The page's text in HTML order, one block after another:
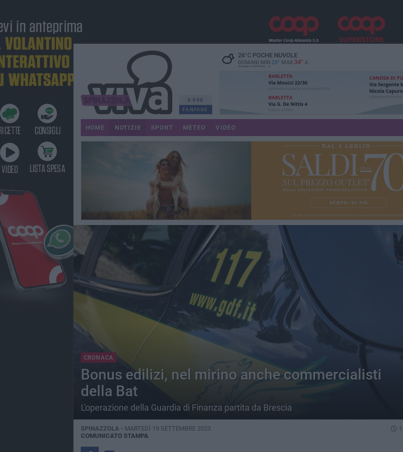
3.050
FANPAGE
26°CPOCHE NUVOLE
DOMANI MIN 23° MAX 34° A
SPINAZZOLA
HOME NOTIZIE SPORT METEO VIDEO
CRONACA
Bonus edilizi, nel mirino anche commercialisti
della Bat
L'operazione della Guardia di Finanza partita da Brescia
SPINAZZOLA - MARTEDÌ 19 SETTEMBRE 2023
COMUNICATO STAMPA